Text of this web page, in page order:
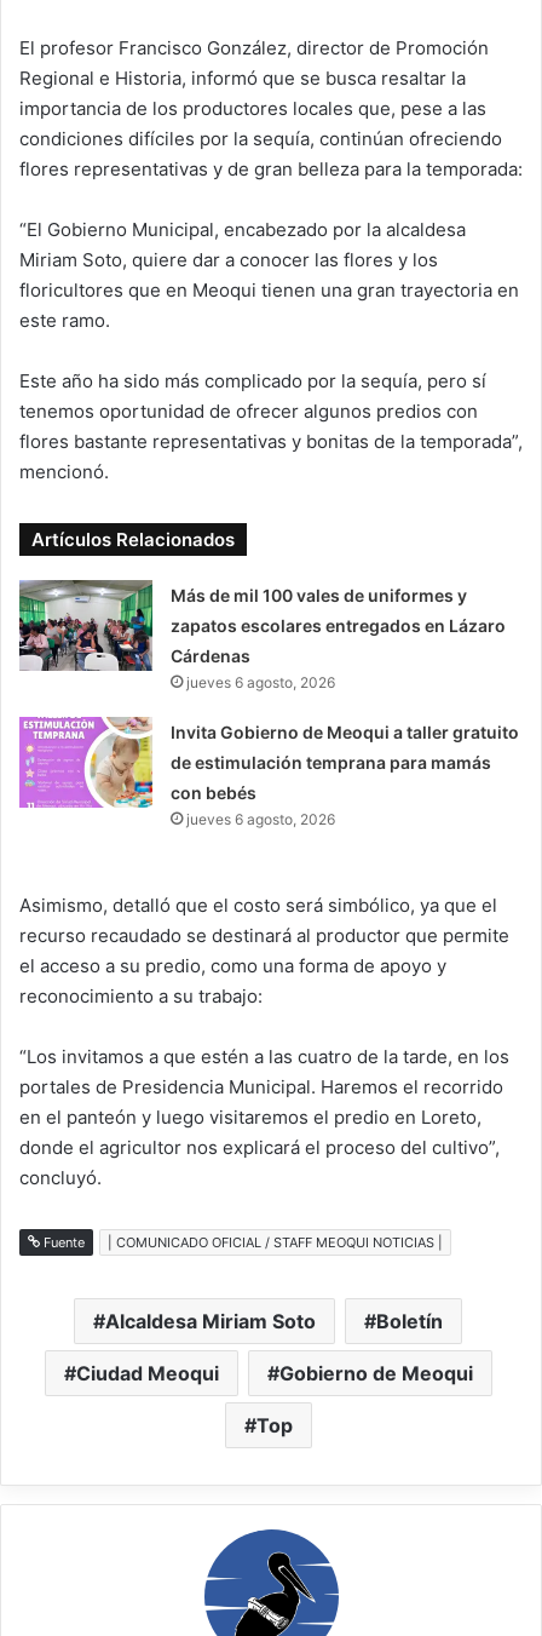
El profesor Francisco González, director de Promoción
Regional e Historia, informó que se busca resaltar la
importancia de los productores locales que, pese a las
condiciones difíciles por la sequía, continúan ofreciendo
flores representativas y de gran belleza para la temporada:
“El Gobierno Municipal, encabezado por la alcaldesa
Miriam Soto, quiere dar a conocer las flores y los
floricultores que en Meoqui tienen una gran trayectoria en
este ramo.
Este año ha sido más complicado por la sequía, pero sí
tenemos oportunidad de ofrecer algunos predios con
flores bastante representativas y bonitas de la temporada”,
mencionó.
Artículos Relacionados
Más de mil 100 vales de uniformes y
zapatos escolares entregados en Lázaro
Cárdenas
jueves 6 agosto, 2026
Invita Gobierno de Meoqui a taller gratuito
de estimulación temprana para mamás
con bebés
jueves 6 agosto, 2026
Asimismo, detalló que el costo será simbólico, ya que el
recurso recaudado se destinará al productor que permite
el acceso a su predio, como una forma de apoyo y
reconocimiento a su trabajo:
“Los invitamos a que estén a las cuatro de la tarde, en los
portales de Presidencia Municipal. Haremos el recorrido
en el panteón y luego visitaremos el predio en Loreto,
donde el agricultor nos explicará el proceso del cultivo”,
concluyó.
Fuente | COMUNICADO OFICIAL / STAFF MEOQUI NOTICIAS |
Alcaldesa Miriam Soto Boletín
Ciudad Meoqui Gobierno de Meoqui
Top